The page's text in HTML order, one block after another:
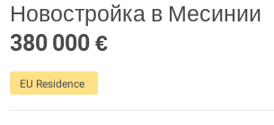
Новостройка в Месинии
380 000 €
EU Residence